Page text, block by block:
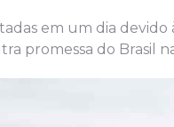
em um dia
promessa do Brasil